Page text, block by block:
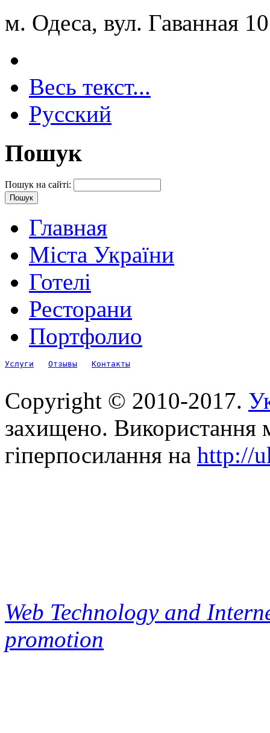
м. Одеса, вул. Гаванная 10
Весь текст...
Русский
Пошук
Пошук на сайті:
Главная
Міста України
Готелі
Ресторани
Портфолио
Услуги Отзывы Контакты
Copyright © 2010-2017.
захищено. Використання
гіперпосилання на http://
Web Technology and
promotion